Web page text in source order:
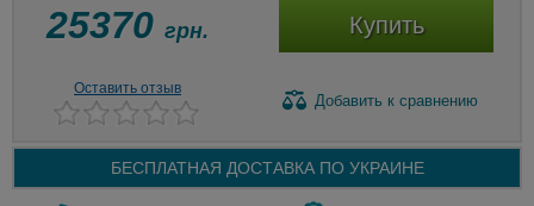
25370 грн. Купить
Оставить отзыв
Добавить к сравнению
БЕСПЛАТНАЯ ДОСТАВКА ПО УКРАИНЕ